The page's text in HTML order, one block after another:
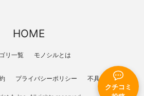
クチコミ
HOME
リ一覧 モノシルとは
プライバシーポリシー 不具合報告